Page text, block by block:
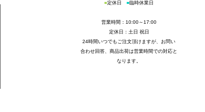
■定休日 ■臨時休業日
営業時間：10:00～17:00
定休日：土日 祝日
24時間いつでもご注文頂けますが、お問い
合わせ回答、商品出荷は営業時間での対応と
なります。